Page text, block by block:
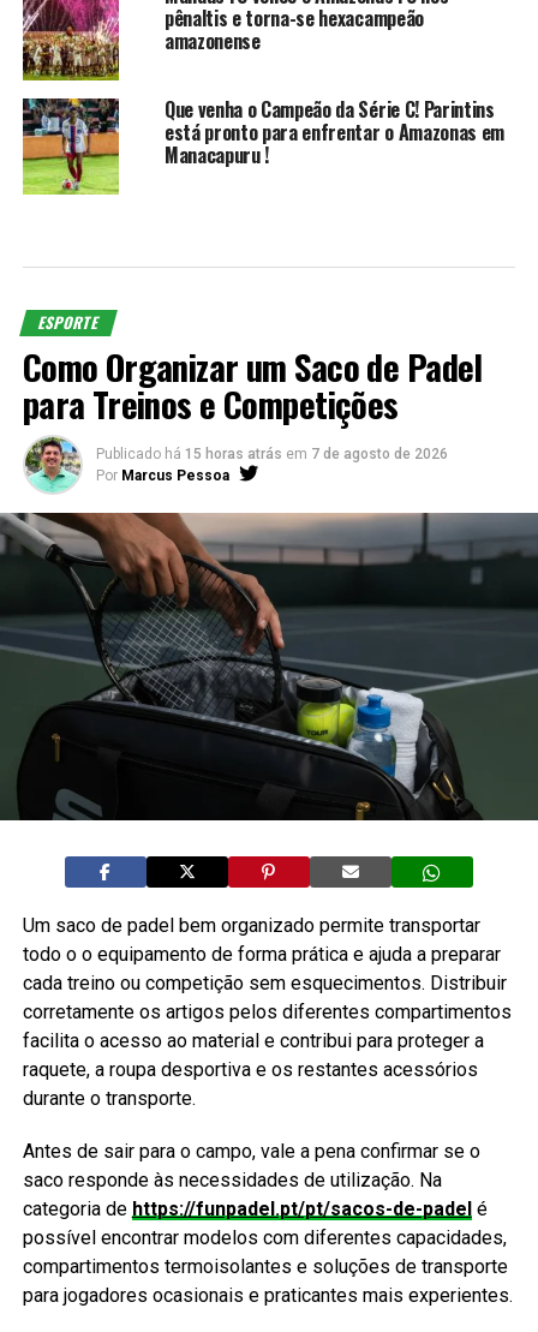
pênaltis e torna-se hexacampeão
amazonense
Que venha o Campeão da Série C! Parintins
está pronto para enfrentar o Amazonas em
Manacapuru !
ESPORTE
Como Organizar um Saco de Padel
para Treinos e Competições
Publicado há 15 horas atrás em 7 de agosto de 2026
Por Marcus Pessoa
Um saco de padel bem organizado permite transportar
todo o o equipamento de forma prática e ajuda a preparar
cada treino ou competição sem esquecimentos. Distribuir
corretamente os artigos pelos diferentes compartimentos
facilita o acesso ao material e contribui para proteger a
raquete, a roupa desportiva e os restantes acessórios
durante o transporte.
Antes de sair para o campo, vale a pena confirmar se o
saco responde às necessidades de utilização. Na
categoria de https://funpadel.pt/pt/sacos-de-padel é
possível encontrar modelos com diferentes capacidades,
compartimentos termoisolantes e soluções de transporte
para jogadores ocasionais e praticantes mais experientes.